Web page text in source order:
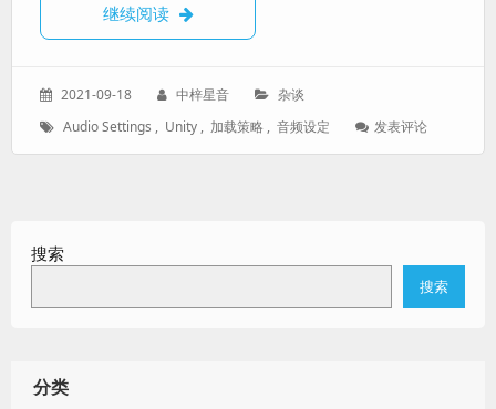
继续阅读 【Unity】音频预设定解析
发
于：
2021-09-18
作
中梓星音
分
杂谈
标
Audio Settings , Unity , 加载策略 , 音频设定 发表评论: 【Unity】
搜索
搜索
分类